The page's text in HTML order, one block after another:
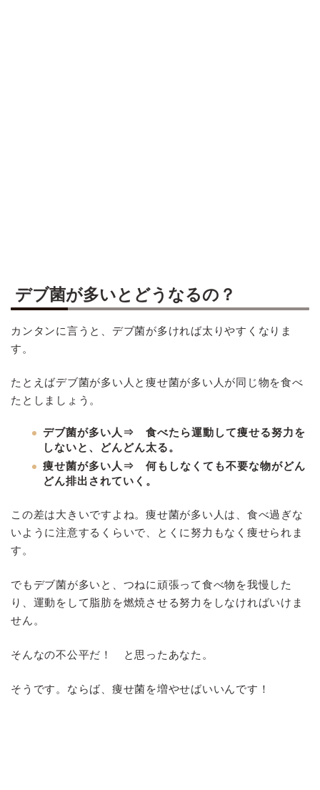
デブ菌が多いとどうなるの？
カンタンに言うと、デブ菌が多ければ太りやすくなりま
す。
たとえばデブ菌が多い人と痩せ菌が多い人が同じ物を食べ
たとしましょう。
デブ菌が多い人⇒ 食べたら運動して痩せる努力を
しないと、どんどん太る。
痩せ菌が多い人⇒ 何もしなくても不要な物がどん
どん排出されていく。
この差は大きいですよね。痩せ菌が多い人は、食べ過ぎな
いように注意するくらいで、とくに努力もなく痩せられま
す。
でもデブ菌が多いと、つねに頑張って食べ物を我慢した
り、運動をして脂肪を燃焼させる努力をしなければいけま
せん。
そんなの不公平だ！ と思ったあなた。
そうです。ならば、痩せ菌を増やせばいいんです！